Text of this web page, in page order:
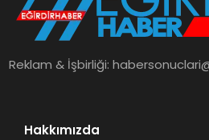
Reklam & İşbirliği:
Hakkımızda